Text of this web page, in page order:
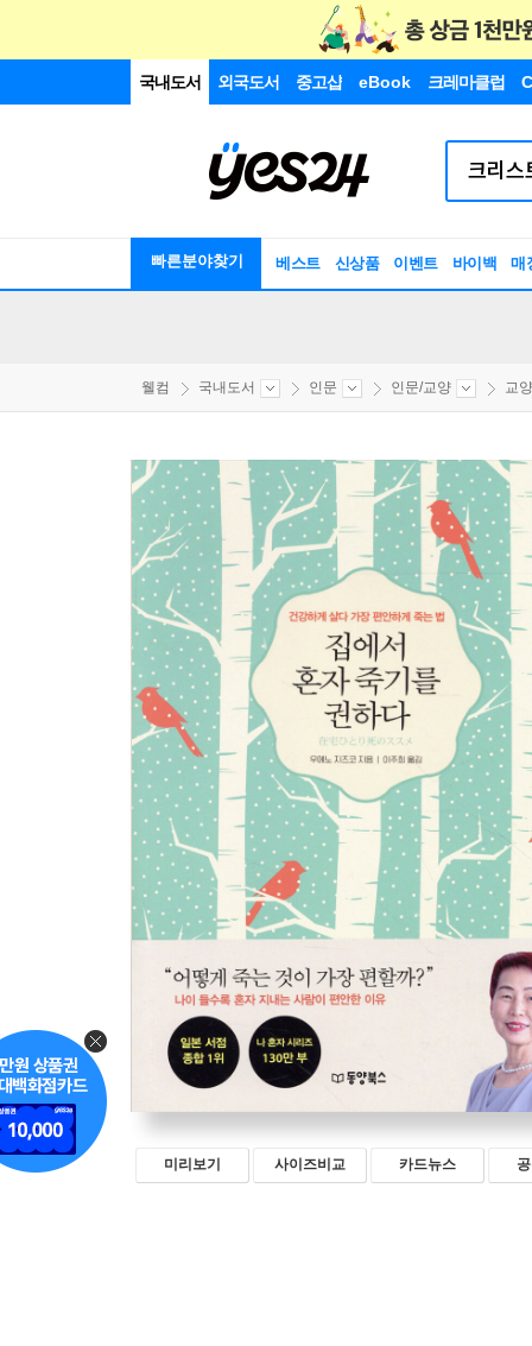
국내도서 외국도서 중고샵 eBook 크레마클럽
빠른분야찾기 베스트 신상품 이벤트 바이백 매
웰컴 국내도서 인문 인문/교양 교
미리보기 사이즈비교 카드뉴스